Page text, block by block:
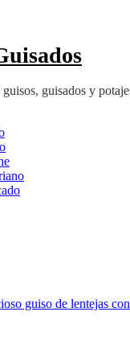
guisados y
guiso de lentejas